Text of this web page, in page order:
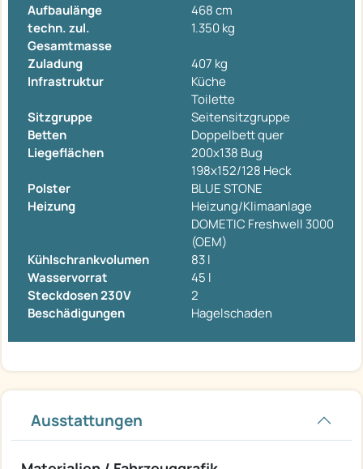
Aufbaulänge
468 cm
techn. zul.
Gesamtmasse
1.350 kg
Zuladung
407 kg
Infrastruktur
Küche
Toilette
Sitzgruppe
Seitensitzgruppe
Betten
Doppelbett quer
Liegeflächen
200x138 Bug
198x152/128 Heck
Polster
BLUE STONE
Heizung
Heizung/Klimaanlage
DOMETIC Freshwell 3000
(OEM)
Kühlschrankvolumen
83 l
Wasservorrat
45 l
Steckdosen 230V
2
Beschädigungen
Hagelschaden
Ausstattungen